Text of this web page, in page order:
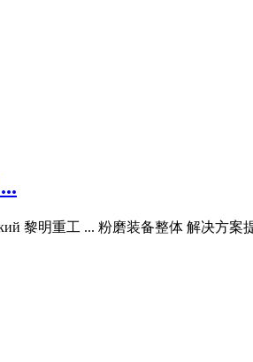
黎明重工 ... 粉磨装备整体 解决方